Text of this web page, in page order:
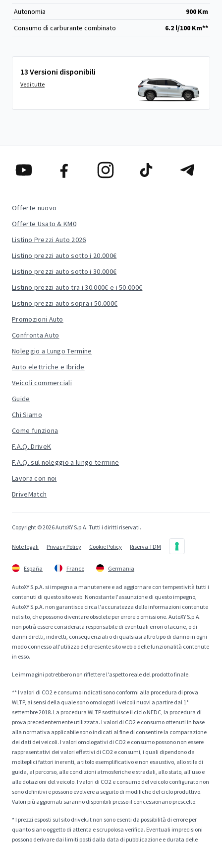
Autonomia
900 Km
Consumo di carburante combinato
6.2 l/100 Km**
13 Versioni disponibili
Vedi tutte
Offerte nuovo
Offerte Usato & KM0
Listino Prezzi Auto 2026
Listino prezzi auto sotto i 20.000€
Listino prezzi auto sotto i 30.000€
Listino prezzi auto tra i 30.000€ e i 50.000€
Listino prezzi auto sopra i 50.000€
Promozioni Auto
Confronta Auto
Noleggio a Lungo Termine
Auto elettriche e Ibride
Veicoli commerciali
Guide
Chi Siamo
Come funziona
F.A.Q. DriveK
F.A.Q. sul noleggio a lungo termine
Lavora con noi
DriveMatch
Copyright © 2026 AutoXY S.p.A. Tutti i diritti riservati.
Note legali Privacy Policy Cookie Policy Riserva TDM
España France Germania
AutoXY S.p.A. si impegna a manutenere e ad aggiornare con tempestività tutti i
contenuti di questo sito web. Nonostante l'assunzione di questo impegno,
AutoXY S.p.A. non garantisce circa l'accuratezza delle informazioni contenute
nel sito, che possono diventare obsolete per errore o omissione. AutoXY S.p.A.
non potrà essere considerata responsabile di eventuali errori o lacune, o di
danni diretti, indiretti, consequenziali o di qualsiasi altro tipo di danno in ogni
modo connesso all'utilizzo del presente sito web o delle funzionalità contenute
in esso.
Le immagini potrebbero non riflettere l'aspetto reale del prodotto finale.
** I valori di CO2 e consumo indicati sono conformi alla procedura di prova
WLTP, ai sensi della quale sono omologati i veicoli nuovi a partire dal 1°
settembre 2018. La procedura WLTP sostituisce il ciclo NEDC, la procedura di
prova precedentemente utilizzata. I valori di CO2 e consumo ottenuti in base
alla normativa applicabile sono indicati al fine di consentire la comparazione
dei dati dei veicoli. I valori omologativi di CO2 e consumo possono non essere
rappresentativi dei valori effettivi di CO2 e consumi, i quali dipendono da
molteplici fattori inerenti, a titolo esemplificativo e non esaustivo, allo stile di
guida, al percorso, alle condizioni atmosferiche e stradali, allo stato, all'uso e
alle dotazioni del veicolo. I valori di CO2 e consumo del veicolo configurato non
sono definitivi e possono evolvere a seguito di modifiche del ciclo produttivo.
Valori più aggiornati saranno disponibili presso il concessionario prescelto.
* I prezzi esposti sul sito drivek.it non sono esenti da possibilità di errore per
quanto siano oggetto di attenta e scrupolosa verifica. Eventuali imprecisioni
possono derivare dai limiti posti dalla data di pubblicazione e durata delle